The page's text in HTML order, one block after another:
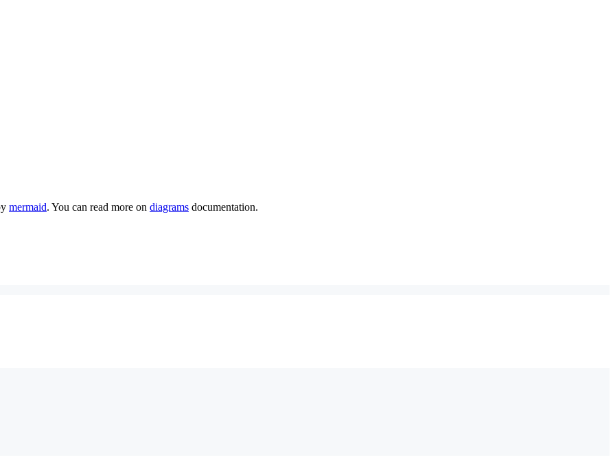
mermaid. You can read more on diagrams documentation.